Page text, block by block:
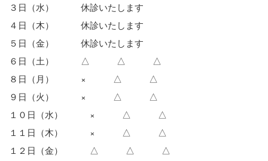
３日（水） 休診いたします
４日（木） 休診いたします
５日（金） 休診いたします
６日（土） △ △ △
８日（月） × △ △
９日（火） × △ △
１０日（水） × △ △
１１日（木） × △ △
１２日（金） △ △ △